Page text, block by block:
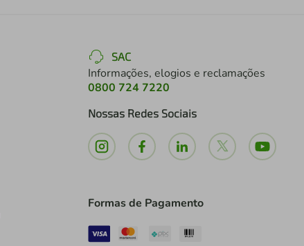
SAC
Informações, elogios e reclamações
0800 724 7220
Nossas Redes Sociais
Formas de Pagamento